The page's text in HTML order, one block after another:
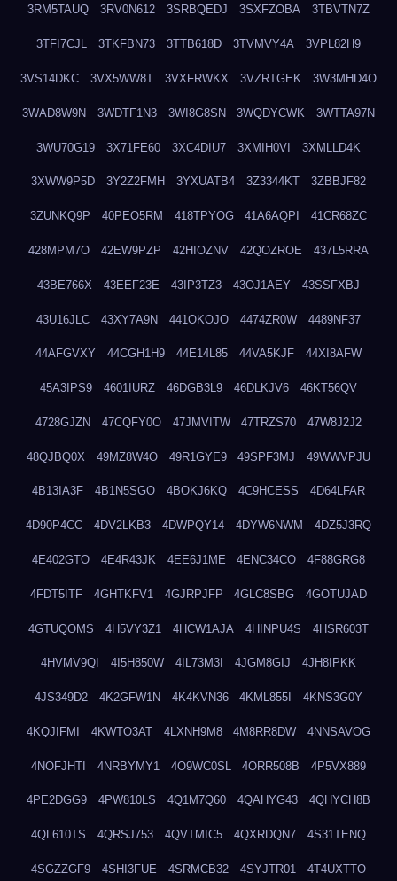
3RM5TAUQ 3RV0N612 3SRBQEDJ 3SXFZOBA 3TBVTN7Z
3TFI7CJL 3TKFBN73 3TTB618D 3TVMVY4A 3VPL82H9
3VS14DKC 3VX5WW8T 3VXFRWKX 3VZRTGEK 3W3MHD4O
3WAD8W9N 3WDTF1N3 3WI8G8SN 3WQDYCWK 3WTTA97N
3WU70G19 3X71FE60 3XC4DIU7 3XMIH0VI 3XMLLD4K
3XWW9P5D 3Y2Z2FMH 3YXUATB4 3Z3344KT 3ZBBJF82
3ZUNKQ9P 40PEO5RM 418TPYOG 41A6AQPI 41CR68ZC
428MPM7O 42EW9PZP 42HIOZNV 42QOZROE 437L5RRA
43BE766X 43EEF23E 43IP3TZ3 43OJ1AEY 43SSFXBJ
43U16JLC 43XY7A9N 441OKOJO 4474ZR0W 4489NF37
44AFGVXY 44CGH1H9 44E14L85 44VA5KJF 44XI8AFW
45A3IPS9 4601IURZ 46DGB3L9 46DLKJV6 46KT56QV
4728GJZN 47CQFY0O 47JMVITW 47TRZS70 47W8J2J2
48QJBQ0X 49MZ8W4O 49R1GYE9 49SPF3MJ 49WWVPJU
4B13IA3F 4B1N5SGO 4BOKJ6KQ 4C9HCESS 4D64LFAR
4D90P4CC 4DV2LKB3 4DWPQY14 4DYW6NWM 4DZ5J3RQ
4E402GTO 4E4R43JK 4EE6J1ME 4ENC34CO 4F88GRG8
4FDT5ITF 4GHTKFV1 4GJRPJFP 4GLC8SBG 4GOTUJAD
4GTUQOMS 4H5VY3Z1 4HCW1AJA 4HINPU4S 4HSR603T
4HVMV9QI 4I5H850W 4IL73M3I 4JGM8GIJ 4JH8IPKK
4JS349D2 4K2GFW1N 4K4KVN36 4KML855I 4KNS3G0Y
4KQJIFMI 4KWTO3AT 4LXNH9M8 4M8RR8DW 4NNSAVOG
4NOFJHTI 4NRBYMY1 4O9WC0SL 4ORR508B 4P5VX889
4PE2DGG9 4PW810LS 4Q1M7Q60 4QAHYG43 4QHYCH8B
4QL610TS 4QRSJ753 4QVTMIC5 4QXRDQN7 4S31TENQ
4SGZZGF9 4SHI3FUE 4SRMCB32 4SYJTR01 4T4UXTTO